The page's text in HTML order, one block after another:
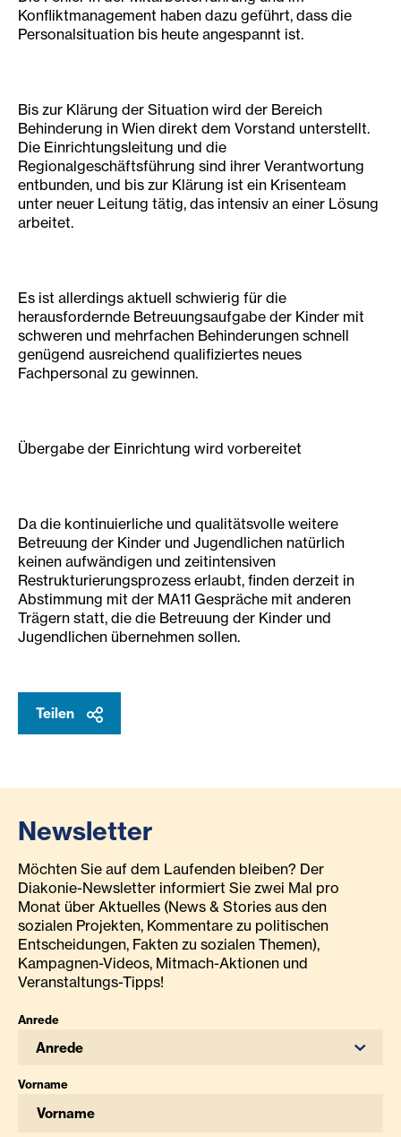
Konfliktmanagement haben dazu geführt, dass die
Personalsituation bis heute angespannt ist.
Bis zur Klärung der Situation wird der Bereich
Behinderung in Wien direkt dem Vorstand unterstellt.
Die Einrichtungsleitung und die
Regionalgeschäftsführung sind ihrer Verantwortung
entbunden, und bis zur Klärung ist ein Krisenteam
unter neuer Leitung tätig, das intensiv an einer Lösung
arbeitet.
Es ist allerdings aktuell schwierig für die
herausfordernde Betreuungsaufgabe der Kinder mit
schweren und mehrfachen Behinderungen schnell
genügend ausreichend qualifiziertes neues
Fachpersonal zu gewinnen.
Übergabe der Einrichtung wird vorbereitet
Da die kontinuierliche und qualitätsvolle weitere
Betreuung der Kinder und Jugendlichen natürlich
keinen aufwändigen und zeitintensiven
Restrukturierungsprozess erlaubt, finden derzeit in
Abstimmung mit der MA11 Gespräche mit anderen
Trägern statt, die die Betreuung der Kinder und
Jugendlichen übernehmen sollen.
Teilen
Newsletter
Möchten Sie auf dem Laufenden bleiben? Der
Diakonie-Newsletter informiert Sie zwei Mal pro
Monat über Aktuelles (News & Stories aus den
sozialen Projekten, Kommentare zu politischen
Entscheidungen, Fakten zu sozialen Themen),
Kampagnen-Videos, Mitmach-Aktionen und
Veranstaltungs-Tipps!
Anrede
Anrede
Vorname